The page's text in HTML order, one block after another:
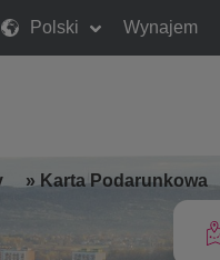
Polski Wynajem
» Karta Podarunkowa